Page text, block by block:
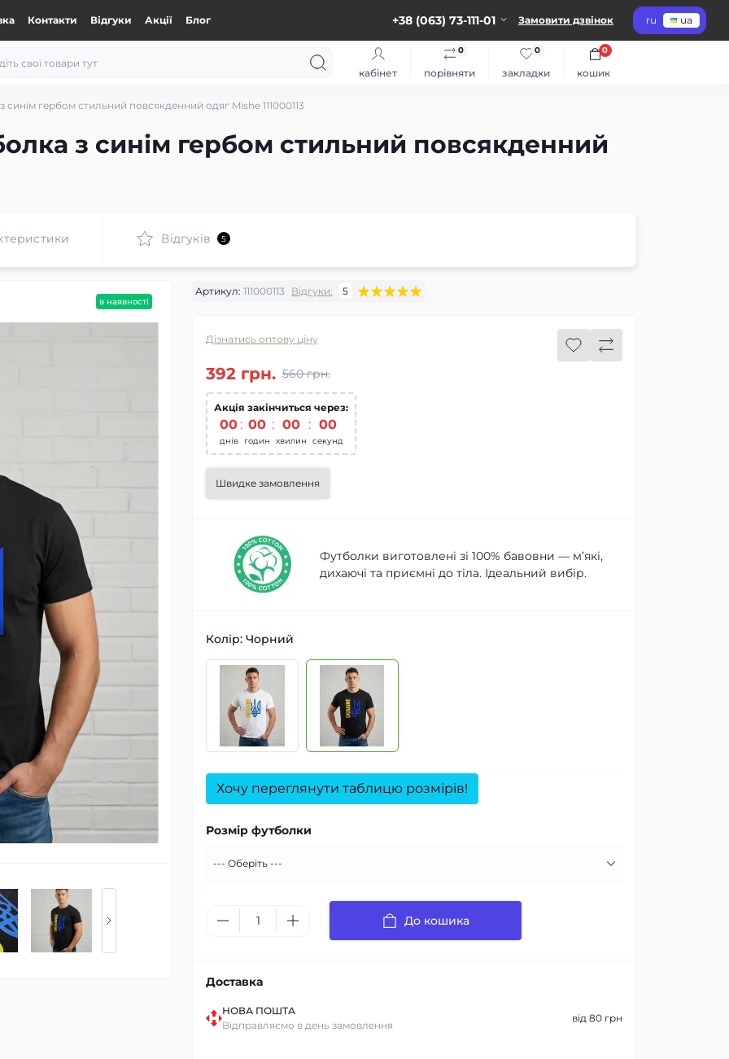
Контакти Відгуки Акції Блог +38 (063) 73-111-01 Замовити дзвінок ru ua
кабінет порівняти
0
закладки
0
кошик
0
гербом стильний повсякденний одяг Mishe 111000113
з синім гербом стильний повсякденний
Відгуків 5
в наявності
Артикул: 111000113 Відгуки: 5
Дізнатись оптову ціну
560 грн.
392 грн.
Акція закінчиться через:
00
днів
: 00
годин
: 00
хвилин
: 00
секунд
Швидке замовлення
Футболки виготовлені зі 100% бавовни — м’які,
дихаючі та приємні до тіла. Ідеальний вибір.
Колір: Чорний
Хочу переглянути таблицю розмірів!
Розмір футболки
До кошика
Доставка
НОВА ПОШТА
Відправляємо в день замовлення
від 80 грн